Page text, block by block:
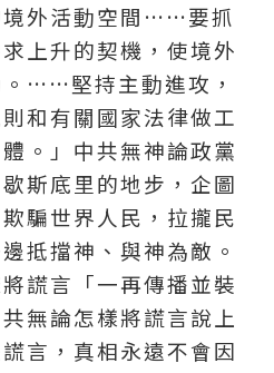
境外活動空間……要抓
上升的契機，使境外
……堅持主動進攻，
和有關國家法律做工
。」中共無神論政黨
斯底里的地步，企圖
騙世界人民，拉攏民
抵擋神、與神為敵。
謊言「一再傳播並裝
無論怎樣將謊言說上
言，真相永遠不會因